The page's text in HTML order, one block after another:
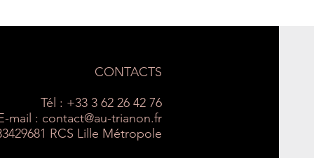
CONTACTS
Tél : +33 3 62 26 42 76
mail : contact@au-trianon.fr
RCS Lille Métropole